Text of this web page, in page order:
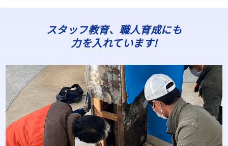
スタッフ教育、職人育成にも
力を入れています!